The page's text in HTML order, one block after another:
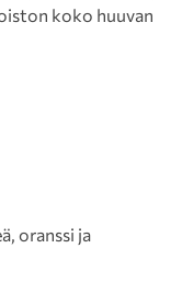
koko huuvan
oranssi ja